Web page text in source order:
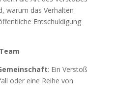
warum das Verhalten
Entschuldigung
: Ein Verstoß
oder eine Reihe von